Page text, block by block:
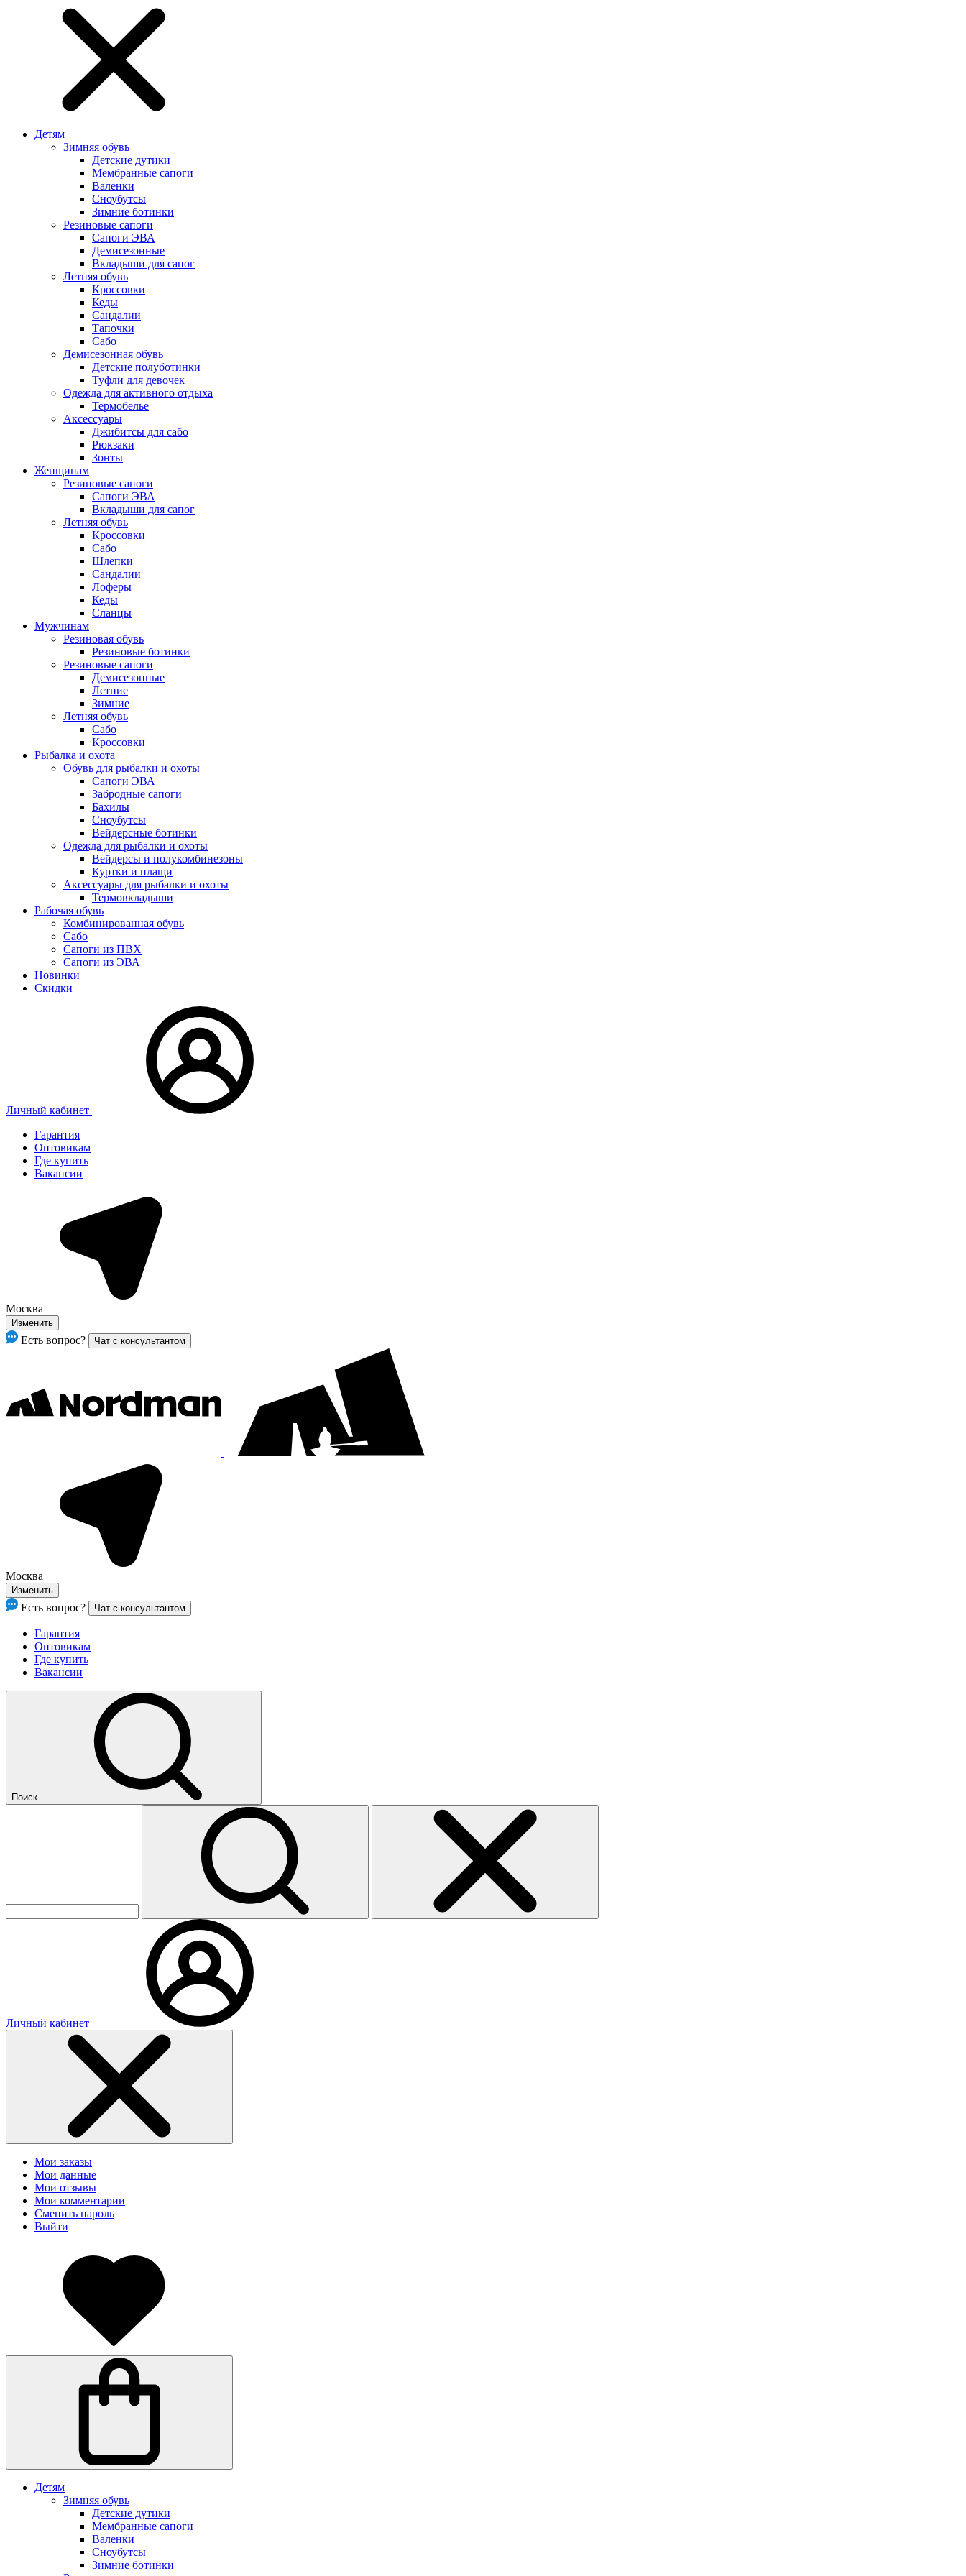
Детям
Зимняя обувь
Детские дутики
Мембранные сапоги
Валенки
Сноубутсы
Зимние ботинки
Резиновые сапоги
Сапоги ЭВА
Демисезонные
Вкладыши для сапог
Летняя обувь
Кроссовки
Кеды
Сандалии
Тапочки
Сабо
Демисезонная обувь
Детские полуботинки
Туфли для девочек
Одежда для активного отдыха
Термобелье
Аксессуары
Джибитсы для сабо
Рюкзаки
Зонты
Женщинам
Резиновые сапоги
Cапоги ЭВА
Вкладыши для сапог
Летняя обувь
Кроссовки
Сабо
Шлепки
Сандалии
Лоферы
Кеды
Сланцы
Мужчинам
Резиновая обувь
Резиновые ботинки
Резиновые сапоги
Демисезонные
Летние
Зимние
Летняя обувь
Сабо
Кроссовки
Рыбалка и охота
Обувь для рыбалки и охоты
Сапоги ЭВА
Забродные сапоги
Бахилы
Сноубутсы
Вейдерсные ботинки
Одежда для рыбалки и охоты
Вейдерсы и полукомбинезоны
Куртки и плащи
Аксессуары для рыбалки и охоты
Термовкладыши
Рабочая обувь
Комбинированная обувь
Сабо
Сапоги из ПВХ
Сапоги из ЭВА
Новинки
Скидки
Личный кабинет
Гарантия
Оптовикам
Где купить
Вакансии
Москва
Изменить
Есть вопрос? Чат с консультантом
Москва
Изменить
Есть вопрос? Чат с консультантом
Гарантия
Оптовикам
Где купить
Вакансии
Поиск
Личный кабинет
Мои заказы
Мои данные
Мои отзывы
Мои комментарии
Сменить пароль
Выйти
Детям
Зимняя обувь
Детские дутики
Мембранные сапоги
Валенки
Сноубутсы
Зимние ботинки